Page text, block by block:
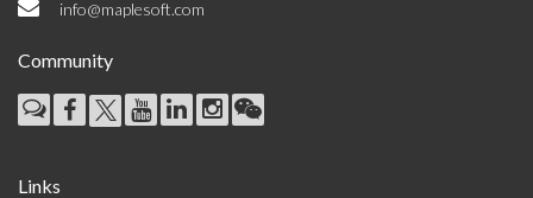
info@maplesoft.com
Community
Links